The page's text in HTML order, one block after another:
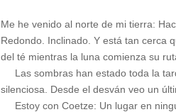
Me he venido al norte de mi tierra:
Redondo. Inclinado. Y está tan cerca
del té mientras la luna comienza su
Las sombras han estado toda la
silenciosa. Desde el desván veo un
Estoy con Coetze: Un lugar en